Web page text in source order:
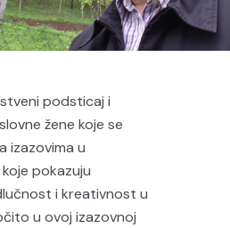
podsticaj i
žene koje se
izazovima u
pokazuju
i kreativnost u
u ovoj izazovnoj